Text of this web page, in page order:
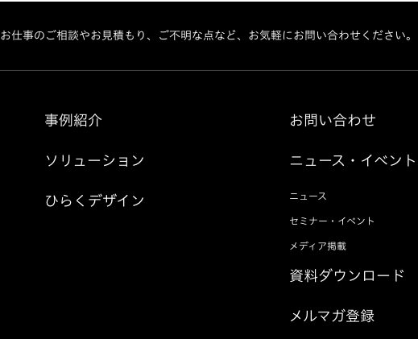
お仕事のご相談やお見積もり、ご不明な点など、お気軽にお問い合わせください。
事例紹介
ソリューション
ひらくデザイン
お問い合わせ
ニュース・イベント
ニュース
セミナー・イベント
メディア掲載
資料ダウンロード
メルマガ登録